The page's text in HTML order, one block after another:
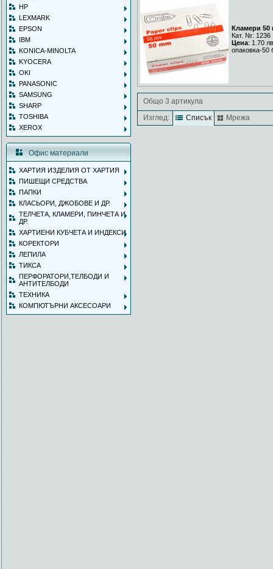
HP
LEXMARK
EPSON
IBM
KONICA-MINOLTA
KYOCERA
OKI
PANASONIC
SAMSUNG
SHARP
TOSHIBA
XEROX
Офис материали
ХАРТИЯ ИЗДЕЛИЯ ОТ ХАРТИЯ
ПИШЕЩИ СРЕДСТВА
ПАПКИ
КЛАСЬОРИ, ДЖОБОВЕ И ДР.
ТЕЛЧЕТА, КЛАМЕРИ, ПИНЧЕТА И
ДР.
ХАРТИЕНИ КУБЧЕТА И ИНДЕКСИ
КОРЕКТОРИ
ЛЕПИЛА
ТИКСА
ПЕРФОРАТОРИ,ТЕЛБОДИ И
АНТИТЕЛБОДИ
ТЕХНИКА
КОМПЮТЪРНИ АКСЕСОАРИ
Кламери 50
Кат. №: 1236
Цена: 1.70
опаковка-50
Общо 3 артикула
Изглед:
Списък Мрежа